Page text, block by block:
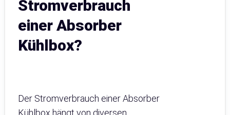
Stromverbrauch
einer Absorber
Kühlbox?
Der Stromverbrauch einer Absorber
Kühlbox hängt von diversen